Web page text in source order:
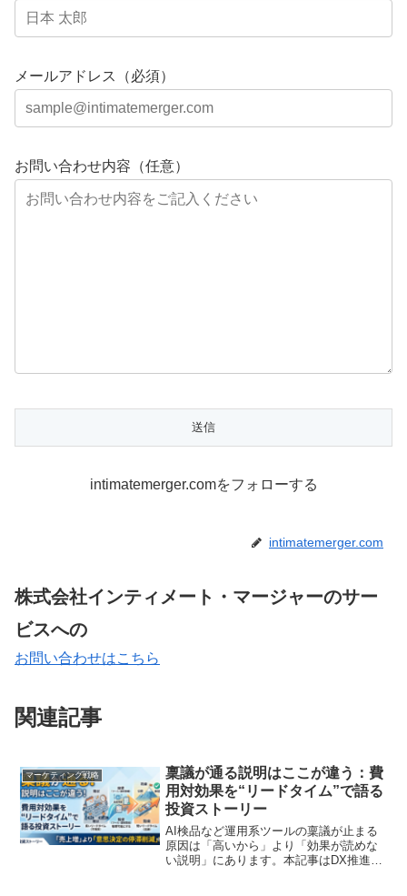
メールアドレス（必須）
お問い合わせ内容（任意）
intimatemerger.comをフォローする
intimatemerger.com
株式会社インティメート・マージャーのサー
ビスへの
お問い合わせはこちら
関連記事
マーケティング戦略
稟議が通る説明はここが違う：費
用対効果を“リードタイム”で語る
投資ストーリー
AI検品など運用系ツールの稟議が止まる
原因は「高いから」より「効果が読めな
い説明」にあります。本記事はDX推進／